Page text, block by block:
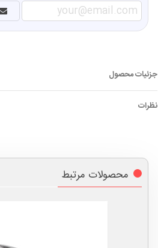
جزئیات محصول
نظرات
محصولات مرتبط